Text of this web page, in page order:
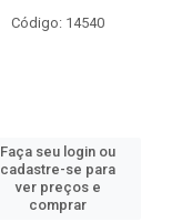
Código: 14540
Faça seu login ou
cadastre-se para
ver preços e
comprar